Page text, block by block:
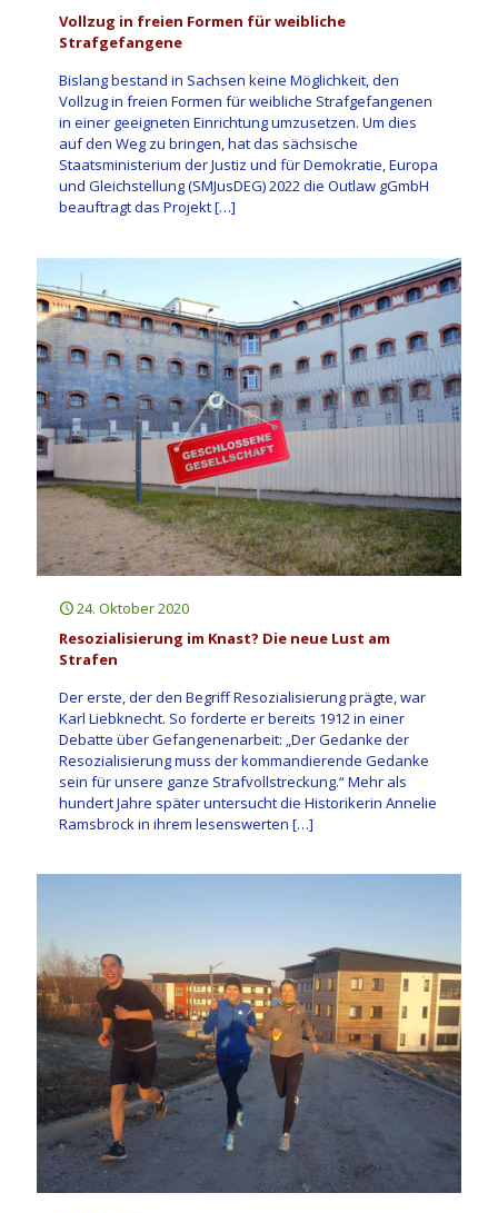
Vollzug in freien Formen für weibliche
Strafgefangene
Bislang bestand in Sachsen keine Möglichkeit, den
Vollzug in freien Formen für weibliche Strafgefangenen
in einer geeigneten Einrichtung umzusetzen. Um dies
auf den Weg zu bringen, hat das sächsische
Staatsministerium der Justiz und für Demokratie, Europa
und Gleichstellung (SMJusDEG) 2022 die Outlaw gGmbH
beauftragt das Projekt[…]
24. Oktober 2020
Resozialisierung im Knast? Die neue Lust am
Strafen
Der erste, der den Begriff Resozialisierung prägte, war
Karl Liebknecht. So forderte er bereits 1912 in einer
Debatte über Gefangenenarbeit: „Der Gedanke der
Resozialisierung muss der kommandierende Gedanke
sein für unsere ganze Strafvollstreckung.“ Mehr als
hundert Jahre später untersucht die Historikerin Annelie
Ramsbrock in ihrem lesenswerten […]